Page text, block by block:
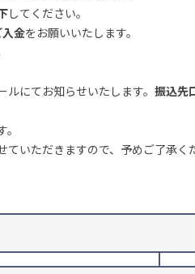
してください。
金をお願いいたします。
にてお知らせいたします。 振込先
いただきますので、予めご了承く